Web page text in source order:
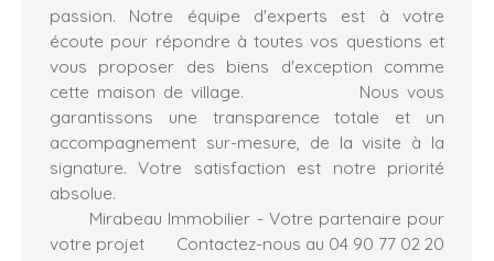
passion. Notre équipe d'experts est à votre
écoute pour répondre à toutes vos questions et
vous proposer des biens d'exception comme
cette maison de village. Nous vous
garantissons une transparence totale et un
accompagnement sur-mesure , de la visite à la
signature. Votre satisfaction est notre priorité
absolue.
Mirabeau Immobilier - Votre partenaire pour
votre projet Contactez-nous au 04 90 77 02 20